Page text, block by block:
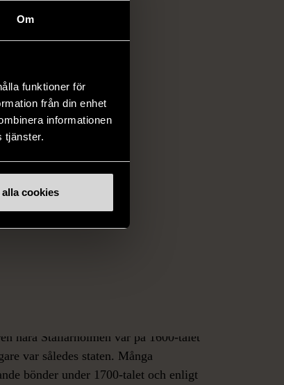
Om
funktioner för
från din enhet
informationen
tjänster.
cookies
nära Stallarholmen var på 1600-talet
var således staten. Många
bönder under 1700-talet och enligt